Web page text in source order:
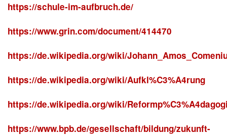
https://schule-im-aufbruch.de/
https://www.grin.com/document/414470
https://de.wikipedia.org/wiki/
https://de.wikipedia.org/wiki/Aufkl%C3%A4rung
https://de.wikipedia.org/wiki/
https://www.bpb.de/gesellschaft/bildung/zukunft-